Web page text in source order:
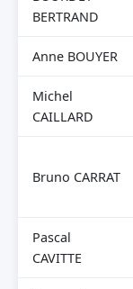
BERTRAND
Anne BOUYER
Michel
CAILLARD
Bruno CARRAT
Pascal
CAVITTE